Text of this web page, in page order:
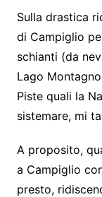
Sulla drastica
di Campiglio
schianti (da
Lago
Piste quali la
sistemare, mi
A proposito,
a Campiglio
presto,